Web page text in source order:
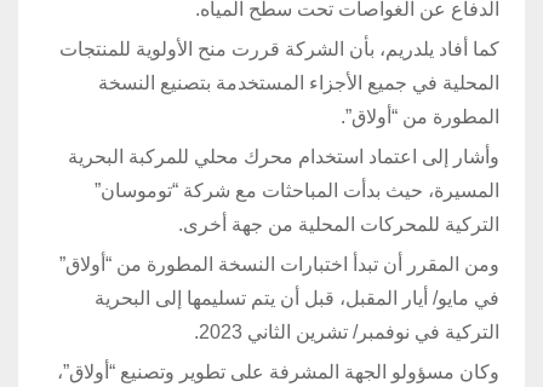
الدفاع عن الغواصات تحت سطح المياه.​​​​​​​
كما أفاد يلدريم، بأن الشركة قررت منح الأولوية للمنتجات
المحلية في جميع الأجزاء المستخدمة بتصنيع النسخة
المطورة من “أولاق”.
وأشار إلى اعتماد استخدام محرك محلي للمركبة البحرية
المسيرة، حيث بدأت المباحثات مع شركة “توموسان”
التركية للمحركات المحلية من جهة أخرى.
ومن المقرر أن تبدأ اختبارات النسخة المطورة من “أولاق”
في مايو/ أيار المقبل، قبل أن يتم تسليمها إلى البحرية
التركية في نوفمبر/ تشرين الثاني 2023.
وكان مسؤولو الجهة المشرفة على تطوير وتصنيع “أولاق”،